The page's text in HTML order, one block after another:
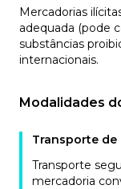
Mercadorias
adequada (pode
substâncias
internacionais.
Modalidades
Transporte de
Transporte
mercadoria